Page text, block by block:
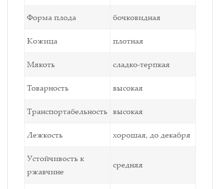
Форма плода бочковидная
Кожица плотная
Мякоть сладко-терпкая
Товарность высокая
Транспортабельность высокая
Лежкость хорошая, до декабря
Устойчивость к
ржавчине
средняя